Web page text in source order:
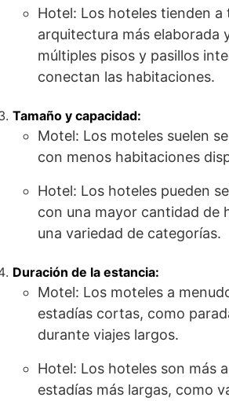
Hotel: Los hoteles tienden a
arquitectura más elaborada
múltiples pisos y pasillos
conectan las habitaciones.
Tamaño y capacidad:
Motel: Los moteles suelen
con menos habitaciones
Hotel: Los hoteles pueden
con una mayor cantidad de
una variedad de categorías.
Duración de la estancia:
Motel: Los moteles a
estadías cortas, como
durante viajes largos.
Hotel: Los hoteles son más
estadías más largas, como